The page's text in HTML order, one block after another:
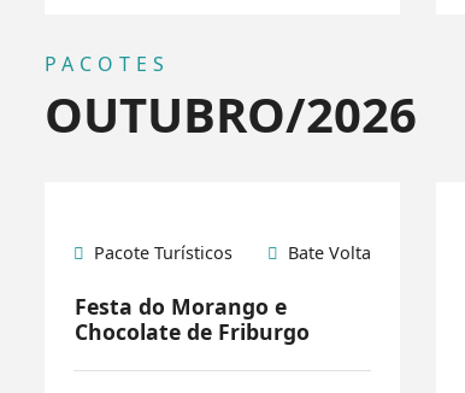
PACOTES
OUTUBRO/2026
Pacote Turísticos Bate Volta
Festa do Morango e
Chocolate de Friburgo